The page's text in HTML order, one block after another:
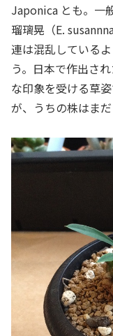
Japonica とも。一
瑠璃晃（E.
連は混乱している
う。日本で作出さ
な印象を受ける草
が、うちの株はまだ